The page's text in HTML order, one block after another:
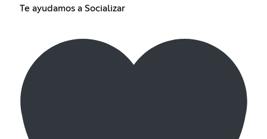
Te ayudamos a Socializar